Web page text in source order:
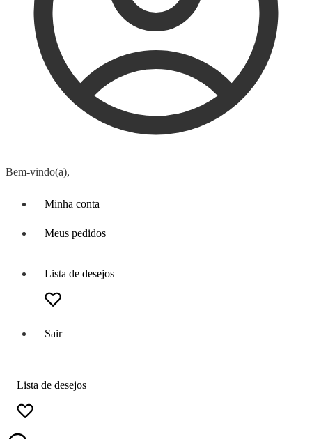
Bem-vindo(a),
Minha conta
Meus pedidos
Lista de desejos
Sair
Lista de desejos